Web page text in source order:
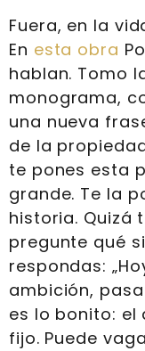
Fuera, en la
En esta obra
hablan. Tomo
monograma,
una nueva
de la
te pones esta
grande. Te la
historia. Quizá
pregunte qué
respondas:
ambición,
es lo bonito: el
fijo. Puede